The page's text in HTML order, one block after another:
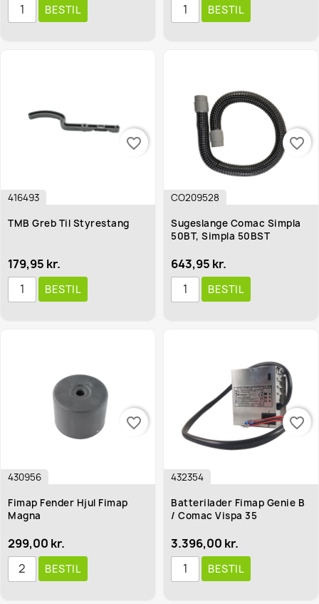
BESTIL BESTIL
416493
TMB Greb Til Styrestang
179,95 kr.
BESTIL
favorite_border
CO209528
Sugeslange Comac Simpla
50BT, Simpla 50BST
643,95 kr.
BESTIL
favorite_border
430956
Fimap Fender Hjul Fimap
Magna
299,00 kr.
BESTIL
favorite_border
432354
Batterilader Fimap Genie B
/ Comac Vispa 35
3.396,00 kr.
BESTIL
favorite_border